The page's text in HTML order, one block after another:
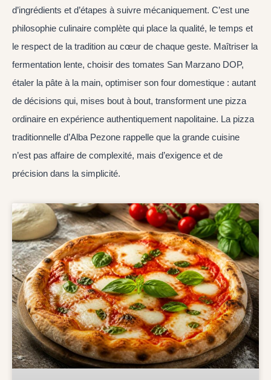
d’ingrédients et d’étapes à suivre mécaniquement. C’est une
philosophie culinaire complète qui place la qualité, le temps et
le respect de la tradition au cœur de chaque geste. Maîtriser la
fermentation lente, choisir des tomates San Marzano DOP,
étaler la pâte à la main, optimiser son four domestique : autant
de décisions qui, mises bout à bout, transforment une pizza
ordinaire en expérience authentiquement napolitaine. La pizza
traditionnelle d’Alba Pezone rappelle que la grande cuisine
n’est pas affaire de complexité, mais d’exigence et de
précision dans la simplicité.